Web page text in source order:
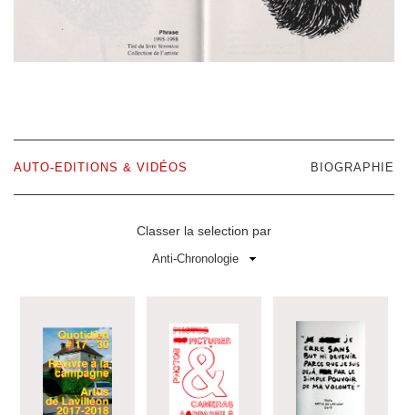
AUTO-EDITIONS & VIDÉOS BIOGRAPHIE
Classer la selection par